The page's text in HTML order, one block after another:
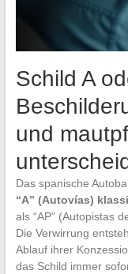
Schild A
und
Das spanische
“A” (Autovías)
als “AP” (Autopistas
Die Verwirrung
Ablauf ihrer
das Schild immer